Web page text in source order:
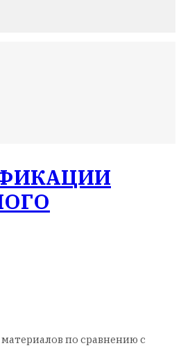
по сравнению с